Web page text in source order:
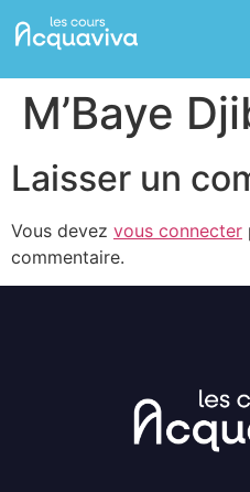
M’Baye
Laisser un
Vous devez vous connecter
commentaire.